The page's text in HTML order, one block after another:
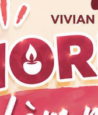
để thiêu rụi hành
sắc bén nhưng đôi
thức, sẽ giống như
Ngọn lửa nhỏ
góc "Cửa Trời",
Đó là sự giao
mê (Hỏa).
trọng nhất